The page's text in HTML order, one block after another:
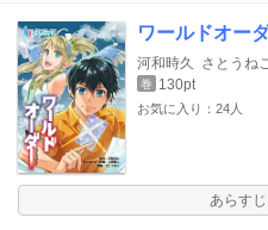
ワールドオー
河和時久 さとうねこ
巻 130pt
お気に入り：24人
あらす